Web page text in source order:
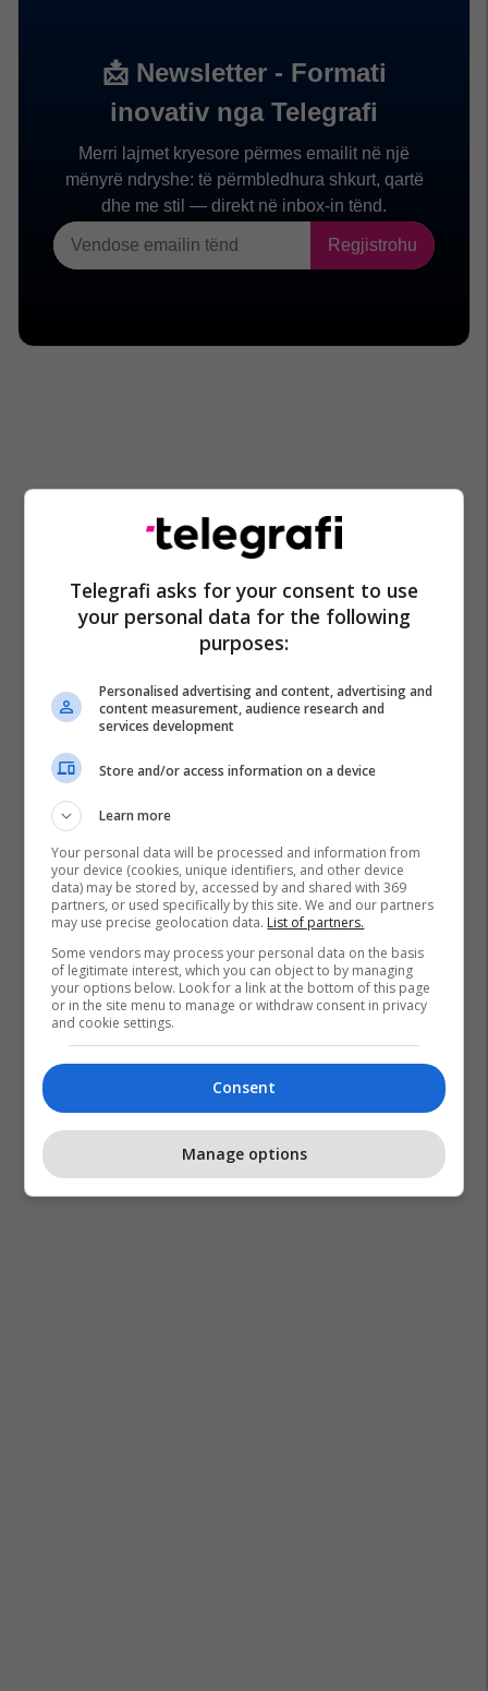
Telegrafi asks for your consent to use
your personal data for the following
purposes:
Personalised advertising and content, advertising and
content measurement, audience research and
services development
Store and/or access information on a device
Learn more
Your personal data will be processed and information from
your device (cookies, unique identifiers, and other device
data) may be stored by, accessed by and shared with 369
partners, or used specifically by this site. We and our partners
may use precise geolocation data. List of partners.
Some vendors may process your personal data on the basis
of legitimate interest, which you can object to by managing
your options below. Look for a link at the bottom of this page
or in the site menu to manage or withdraw consent in privacy
and cookie settings.
Consent
Manage options